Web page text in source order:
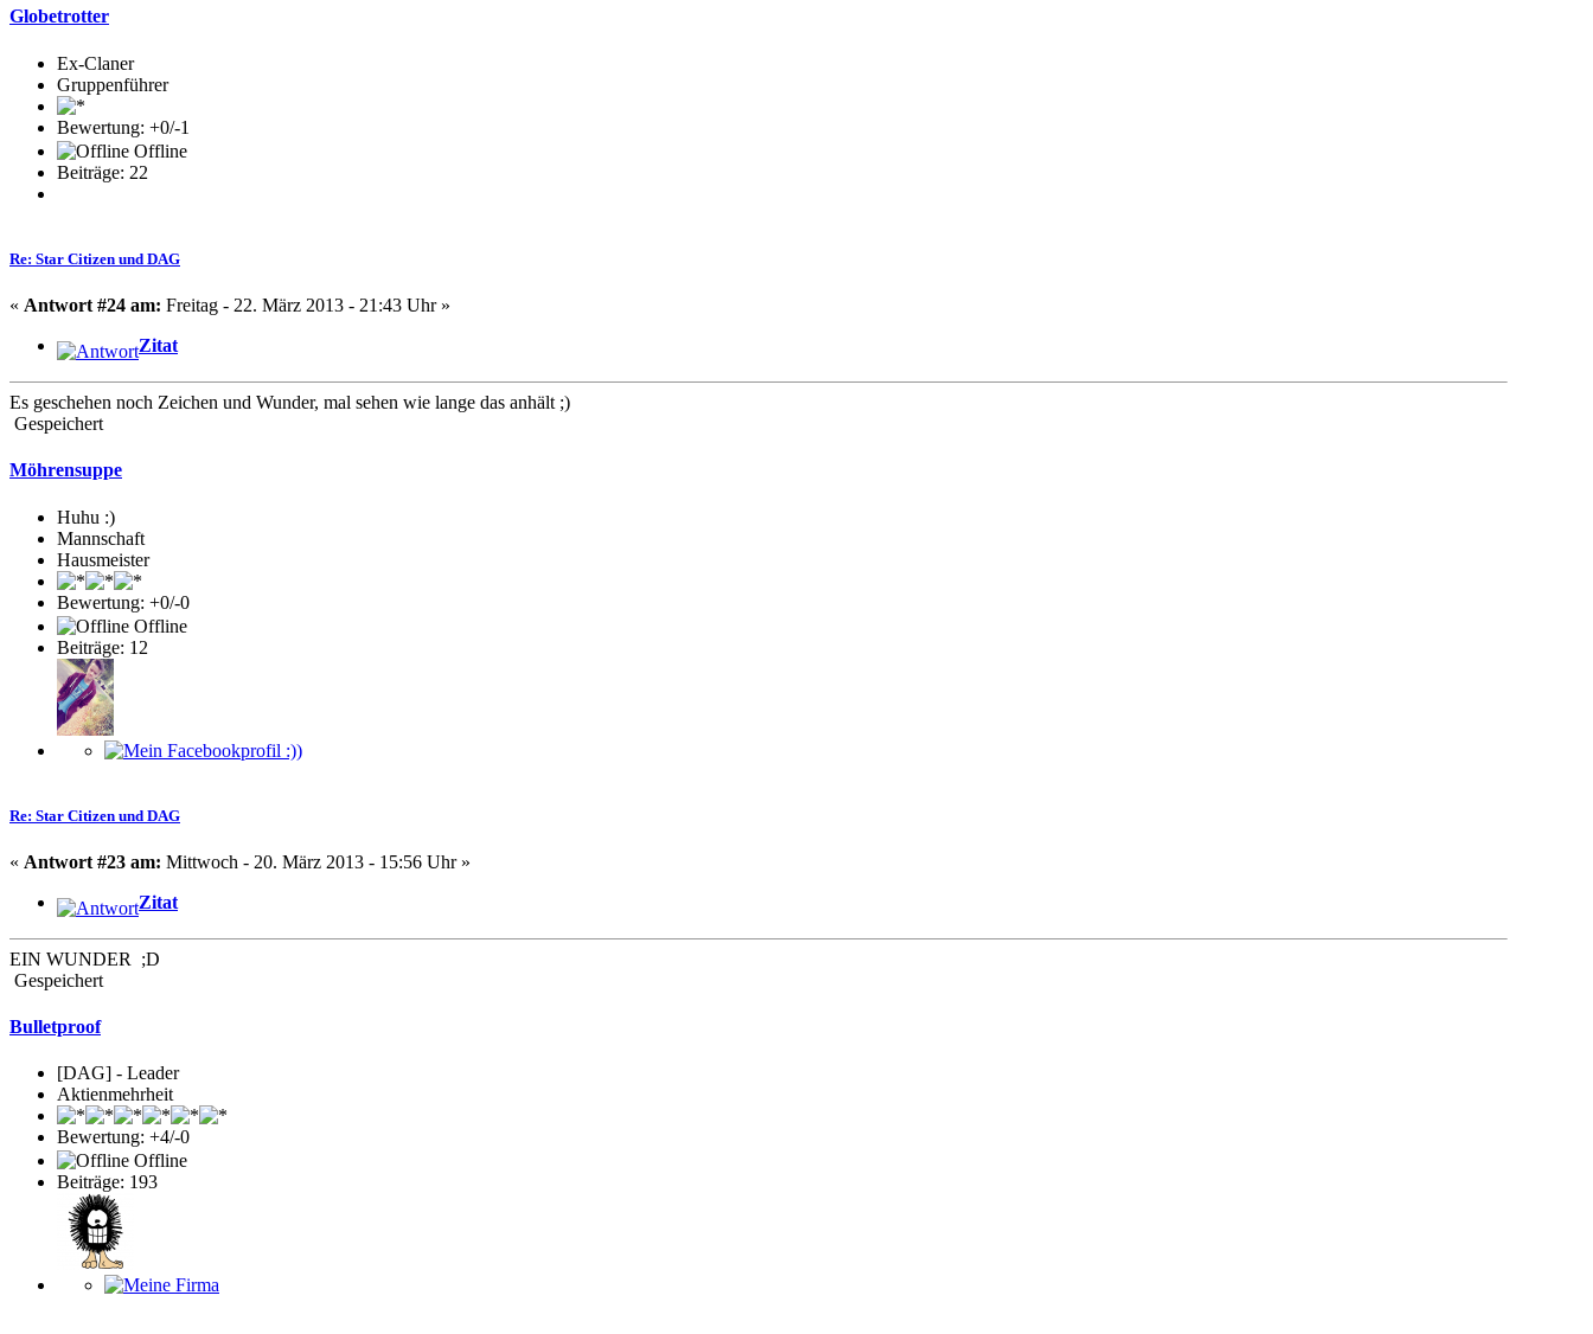
Globetrotter
Ex-Claner
Gruppenführer
Bewertung: +0/-1
Offline
Beiträge: 22
Re: Star Citizen und DAG
« Antwort #24 am: Freitag - 22. März 2013 - 21:43 Uhr »
Zitat
Es geschehen noch Zeichen und Wunder, mal sehen wie lange das anhält ;)
Gespeichert
Möhrensuppe
Huhu :)
Mannschaft
Hausmeister
Bewertung: +0/-0
Offline
Beiträge: 12
Re: Star Citizen und DAG
« Antwort #23 am: Mittwoch - 20. März 2013 - 15:56 Uhr »
Zitat
EIN WUNDER ;D
Gespeichert
Bulletproof
[DAG] - Leader
Aktienmehrheit
Bewertung: +4/-0
Offline
Beiträge: 193